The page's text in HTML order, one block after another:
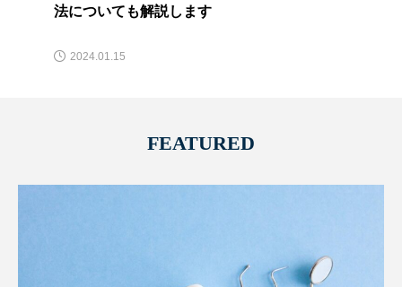
法についても解説します
2024.01.15
FEATURED